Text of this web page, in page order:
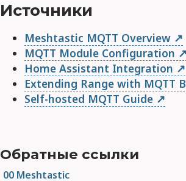
Источники
Meshtastic MQTT Overview
MQTT Module Configuration
Home Assistant Integration
Extending Range with MQTT
Self-hosted MQTT Guide
Обратные ссылки
00 Meshtastic